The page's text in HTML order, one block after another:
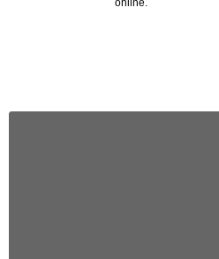
online.